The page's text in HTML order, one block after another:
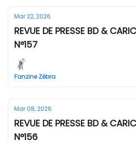
Mar 22, 2026
REVUE DE PRESSE BD &
N°157
Fanzine Zébra
Mar 08, 2026
REVUE DE PRESSE BD &
N°156